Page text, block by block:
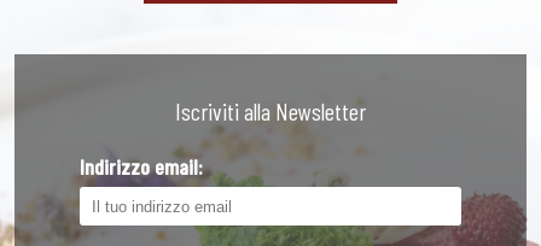
Iscriviti alla Newsletter
Indirizzo email: